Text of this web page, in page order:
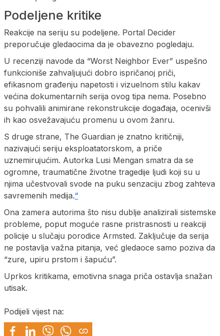
Podeljene kritike
Reakcije na seriju su podeljene. Portal Decider
preporučuje gledaocima da je obavezno pogledaju.
U recenziji navode da “Worst Neighbor Ever” uspešno
funkcioniše zahvaljujući dobro ispričanoj priči,
efikasnom građenju napetosti i vizuelnom stilu kakav
većina dokumentarnih serija ovog tipa nema. Posebno
su pohvalili animirane rekonstrukcije događaja, ocenivši
ih kao osvežavajuću promenu u ovom žanru.
S druge strane, The Guardian je znatno kritičniji,
nazivajući seriju eksploatatorskom, a priče
uznemirujućim. Autorka Lusi Mengan smatra da se
ogromne, traumatične životne tragedije ljudi koji su u
njima učestvovali svode na puku senzaciju zbog zahteva
savremenih medija.“
Ona zamera autorima što nisu dublje analizirali sistemske
probleme, poput moguće rasne pristrasnosti u reakciji
policije u slučaju porodice Armsted. Zaključuje da serija
ne postavlja važna pitanja, već gledaoce samo poziva da
“zure, upiru prstom i šapuću”.
Uprkos kritikama, emotivna snaga priča ostavlja snažan
utisak.
Podijeli vijest na: